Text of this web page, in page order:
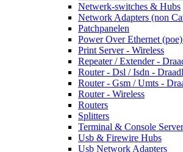
Netwerk-switches & Hubs
Network Adapters (non
Patchpanelen
Power Over Ethernet
Print Server - Wireless
Repeater / Extender -
Router - Dsl / Isdn -
Router - Gsm / Umts -
Router - Wireless
Routers
Splitters
Terminal & Console
Usb & Firewire Hubs
Usb Network Adapters